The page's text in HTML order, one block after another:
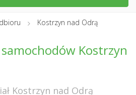
Kostrzyn nad Odrą
Kostrzyn
Kostrzyn nad Odrą